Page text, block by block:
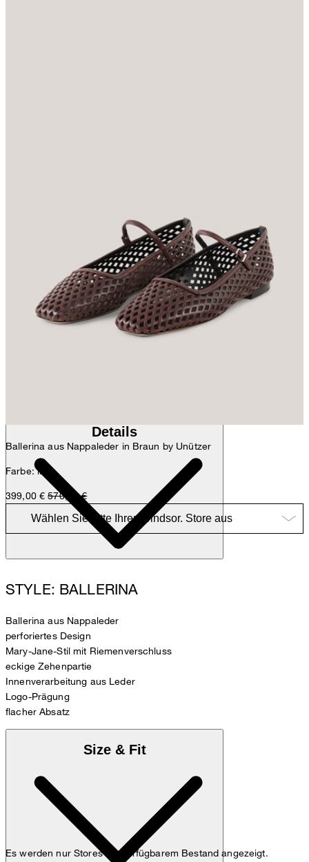
Ballerina aus Nappaleder in Braun by Unützer
Farbe: lila
399,00 € 570,00 €
Es werden nur Stores mit verfügbarem Bestand angezeigt.
Details
STYLE: BALLERINA
Ballerina aus Nappaleder
perforiertes Design
Mary-Jane-Stil mit Riemenverschluss
eckige Zehenpartie
Innenverarbeitung aus Leder
Logo-Prägung
flacher Absatz
Size & Fit